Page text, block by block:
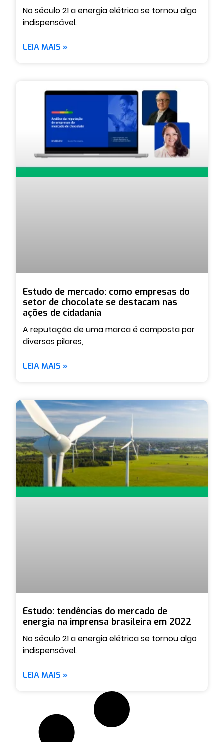
No século 21 a energia elétrica se tornou algo
indispensável.
LEIA MAIS »
Estudo de mercado: como empresas do
setor de chocolate se destacam nas
ações de cidadania
A reputação de uma marca é composta por
diversos pilares,
LEIA MAIS »
Estudo: tendências do mercado de
energia na imprensa brasileira em 2022
No século 21 a energia elétrica se tornou algo
indispensável.
LEIA MAIS »